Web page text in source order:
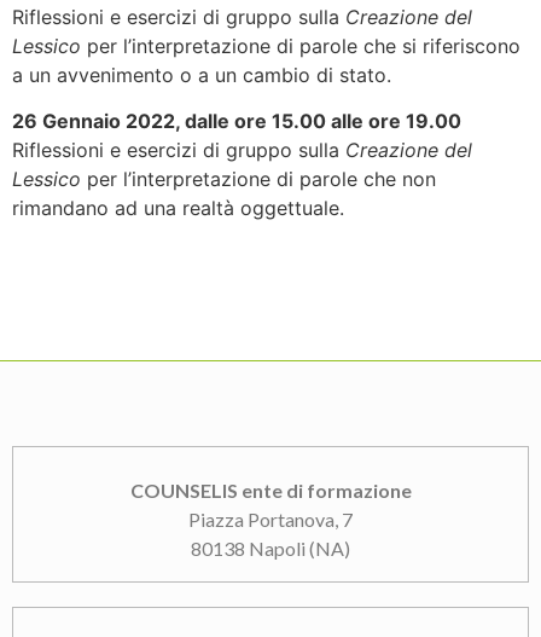
Riflessioni e esercizi di gruppo sulla Creazione del
Lessico per l’interpretazione di parole che si riferiscono
a un avvenimento o a un cambio di stato.
26 Gennaio 2022, dalle ore 15.00 alle ore 19.00
Riflessioni e esercizi di gruppo sulla Creazione del
Lessico per l’interpretazione di parole che non
rimandano ad una realtà oggettuale.
COUNSELIS ente di formazione
Piazza Portanova, 7
80138 Napoli (NA)